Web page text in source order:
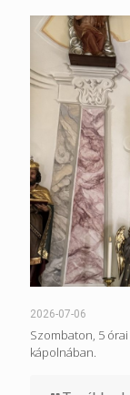
2026-07-06
Szombaton, 5
kápolnában.